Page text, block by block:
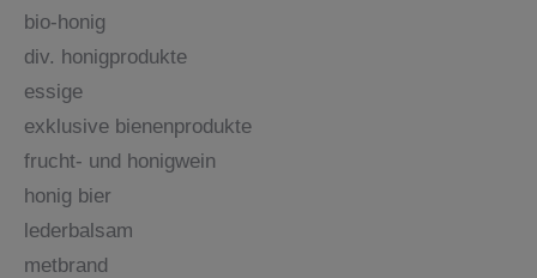
bio-honig
div. honigprodukte
essige
exklusive bienenprodukte
frucht- und honigwein
honig bier
lederbalsam
metbrand